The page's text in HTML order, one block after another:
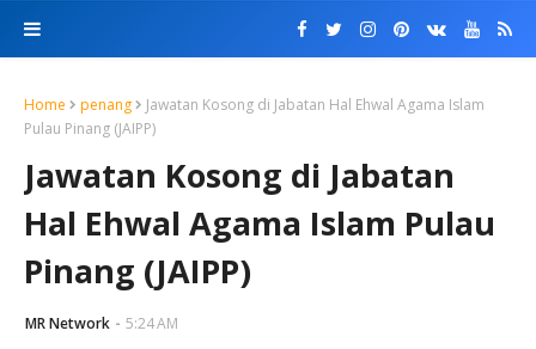
Home penang
Jawatan Kosong di Jabatan Hal Ehwal Agama Islam
Pulau Pinang (JAIPP)
Jawatan Kosong di Jabatan
Hal Ehwal Agama Islam Pulau
Pinang (JAIPP)
MR Network 5:24 AM